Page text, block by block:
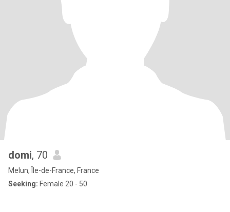
domi, 70
Melun, Île-de-France, France
Seeking: Female 20 - 50